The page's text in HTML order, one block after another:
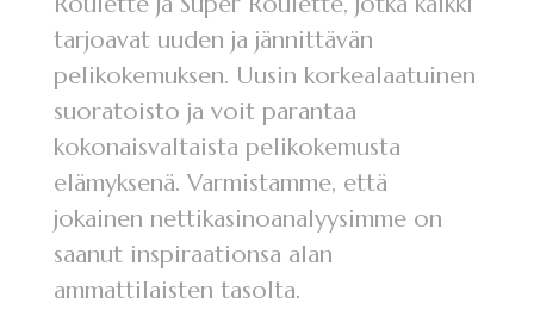
tarjoavat uuden ja jännittävän
pelikokemuksen. Uusin korkealaatuinen
suoratoisto ja voit parantaa
kokonaisvaltaista pelikokemusta
elämyksenä. Varmistamme, että
jokainen nettikasinoanalyysimme on
saanut inspiraationsa alan
ammattilaisten tasolta.